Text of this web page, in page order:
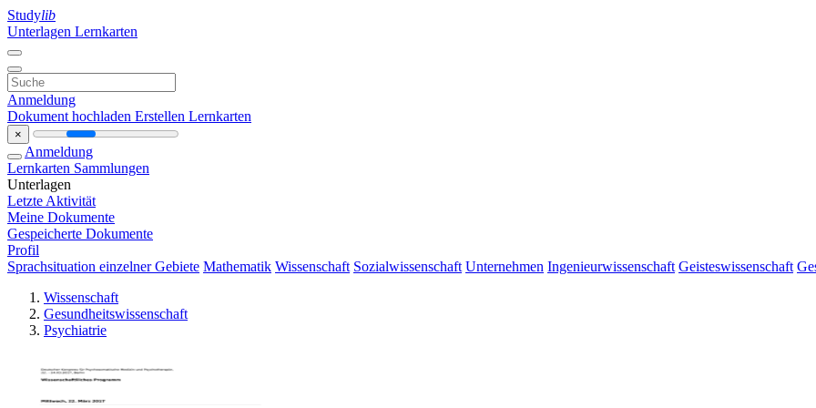
Studylib
Unterlagen Lernkarten
Anmeldung
Dokument hochladen Erstellen Lernkarten
×
Anmeldung
Lernkarten Sammlungen
Unterlagen
Letzte Aktivität
Meine Dokumente
Gespeicherte Dokumente
Profil
Sprachsituation einzelner Gebiete Mathematik Wissenschaft Sozialwissenschaft Unternehmen Ingenieurwissenschaft Geisteswissenschaft
Wissenschaft
Gesundheitswissenschaft
Psychiatrie